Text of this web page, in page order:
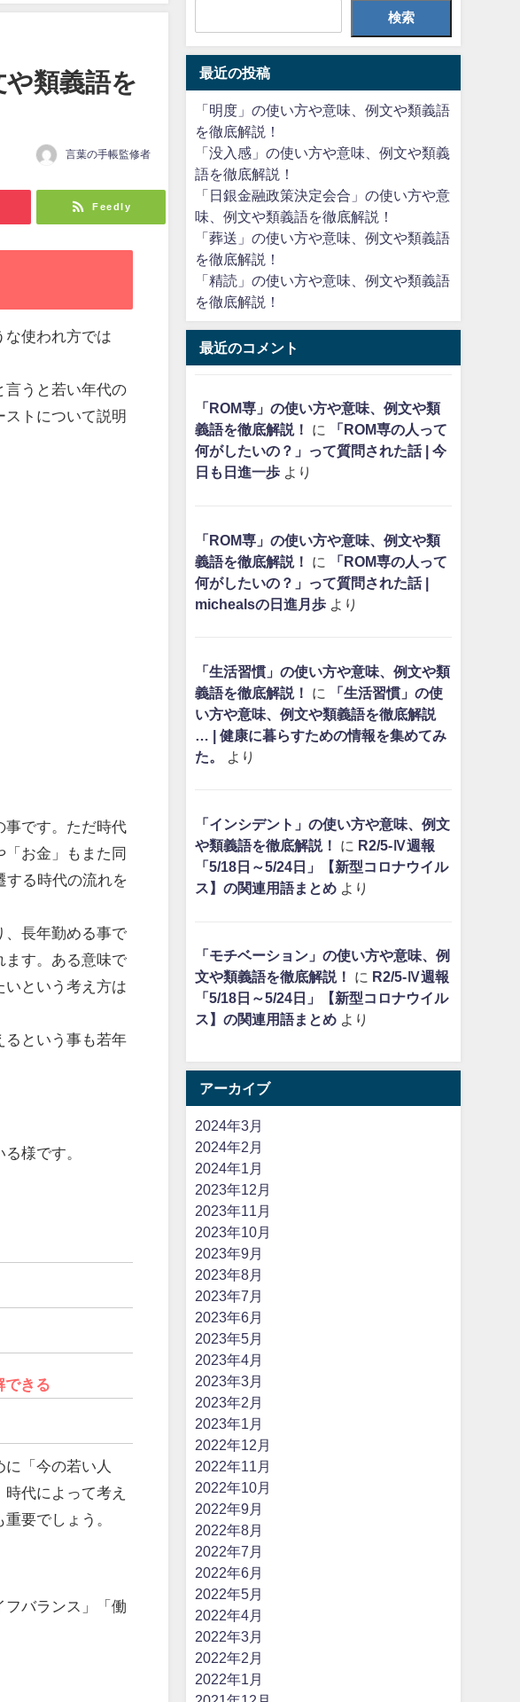
や類義語を
言葉の手帳監修者
Feedly
な使われ方では
言うと若い年代の
ストについて説明
事です。ただ時代
お金」もまた同
する時代の流れを
、長年勤める事で
ます。ある意味で
いという考え方は
るという事も若年
様です。
できる
「今の若い人
代によって考え
要でしょう。
フバランス」「働
検索
最近の投稿
「明度」の使い方や意味、例文や類義語
を徹底解説！
「没入感」の使い方や意味、例文や類義
語を徹底解説！
「日銀金融政策決定会合」の使い方や意
味、例文や類義語を徹底解説！
「葬送」の使い方や意味、例文や類義語
を徹底解説！
「精読」の使い方や意味、例文や類義語
を徹底解説！
最近のコメント
「ROM専」の使い方や意味、例文や類
義語を徹底解説！
に
「ROM専の人って
何がしたいの？」って質問された話 | 今
日も日進一歩より
「ROM専」の使い方や意味、例文や類
義語を徹底解説！
に
「ROM専の人って
何がしたいの？」って質問された話 |
michealsの日進月歩より
「生活習慣」の使い方や意味、例文や類
義語を徹底解説！
に
「生活習慣」の使
い方や意味、例文や類義語を徹底解説
… | 健康に暮らすための情報を集めてみ
た。
より
「インシデント」の使い方や意味、例文
や類義語を徹底解説！
に R2/5-Ⅳ週報
「5/18日～5/24日」【新型コロナウイル
ス】の関連用語まとめより
「モチベーション」の使い方や意味、例
文や類義語を徹底解説！
に R2/5-Ⅳ週報
「5/18日～5/24日」【新型コロナウイル
ス】の関連用語まとめより
アーカイブ
2024年3月
2024年2月
2024年1月
2023年12月
2023年11月
2023年10月
2023年9月
2023年8月
2023年7月
2023年6月
2023年5月
2023年4月
2023年3月
2023年2月
2023年1月
2022年12月
2022年11月
2022年10月
2022年9月
2022年8月
2022年7月
2022年6月
2022年5月
2022年4月
2022年3月
2022年2月
2022年1月